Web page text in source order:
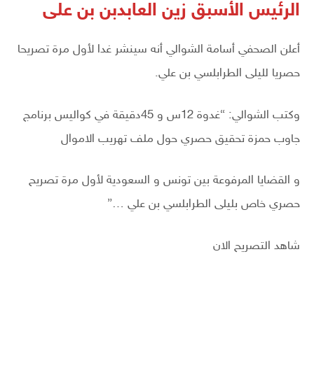
الرئيس الأسبق زين العابدبن بن على
أعلن الصحفي أسامة الشوالي أنه سينشر غدا لأول مرة تصريحا
حصريا لليلى الطرابلسي بن علي.
وكتب الشوالي: “غدوة 12س و 45دقيقة في كواليس برنامج
جاوب حمزة تحقيق حصري حول ملف تهريب الاموال
و القضايا المرفوعة بين تونس و السعودية لأول مرة تصريح
حصري خاص بليلى الطرابلسي بن علي …”
شاهد التصريح الان